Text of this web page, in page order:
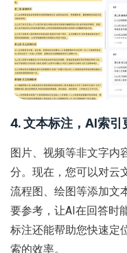
4. 文本标注，AI索引
图片、视频等非文字内
分。现在，您可以对云
流程图、绘图等添加文
要参考，让AI在回答时
标注还能帮助您快速定
索的效率。